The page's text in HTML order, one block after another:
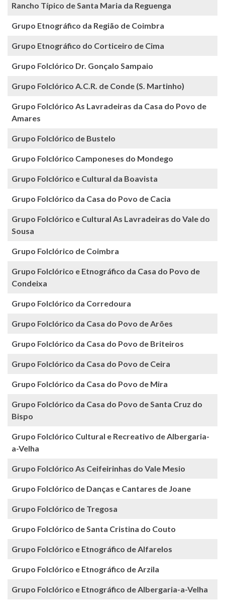
Rancho Típico de Santa Maria da Reguenga
Grupo Etnográfico da Região de Coimbra
Grupo Etnográfico do Corticeiro de Cima
Grupo Folclórico Dr. Gonçalo Sampaio
Grupo Folclórico A.C.R. de Conde (S. Martinho)
Grupo Folclórico As Lavradeiras da Casa do Povo de
Amares
Grupo Folclórico de Bustelo
Grupo Folclórico Camponeses do Mondego
Grupo Folclórico e Cultural da Boavista
Grupo Folclórico da Casa do Povo de Cacia
Grupo Folclórico e Cultural As Lavradeiras do Vale do
Sousa
Grupo Folclórico de Coimbra
Grupo Folclórico e Etnográfico da Casa do Povo de
Condeixa
Grupo Folclórico da Corredoura
Grupo Folclórico da Casa do Povo de Arões
Grupo Folclórico da Casa do Povo de Briteiros
Grupo Folclórico da Casa do Povo de Ceira
Grupo Folclórico da Casa do Povo de Mira
Grupo Folclórico da Casa do Povo de Santa Cruz do
Bispo
Grupo Folclórico Cultural e Recreativo de Albergaria-
a-Velha
Grupo Folclórico As Ceifeirinhas do Vale Mesio
Grupo Folclórico de Danças e Cantares de Joane
Grupo Folclórico de Tregosa
Grupo Folclórico de Santa Cristina do Couto
Grupo Folclórico e Etnográfico de Alfarelos
Grupo Folclórico e Etnográfico de Arzila
Grupo Folclórico e Etnográfico de Albergaria-a-Velha